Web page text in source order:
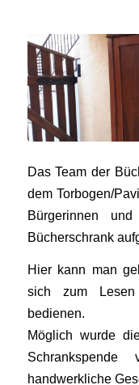
Das Team der
dem Torbogen/
Bürgerinnen
Bücherschrank
Hier kann man
sich zum
bedienen.
Möglich wurde
handwerkliche